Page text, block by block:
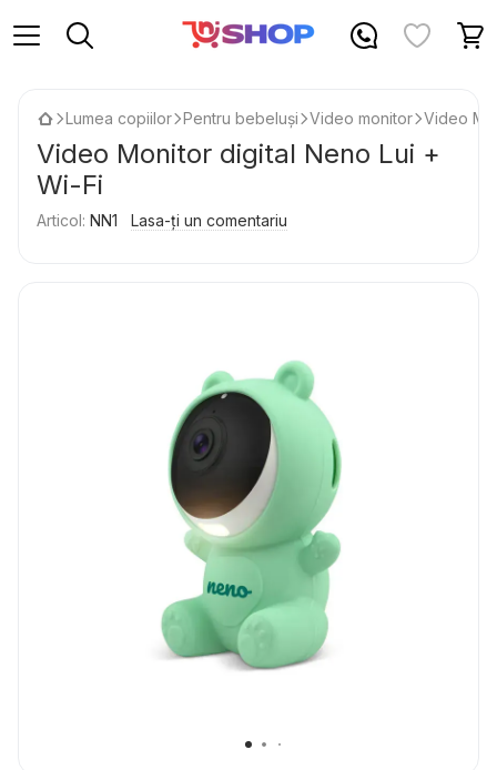
Lumea copiilor Pentru bebeluși Video monitor Video
Video Monitor digital Neno Lui +
Wi-Fi
Articol: NN1 Lasa-ți un comentariu